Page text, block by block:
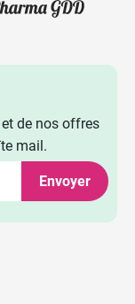
de nos offres
mail.
Envoyer